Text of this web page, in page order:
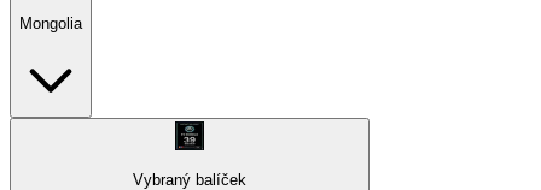
Mongolia
Vybraný balíček